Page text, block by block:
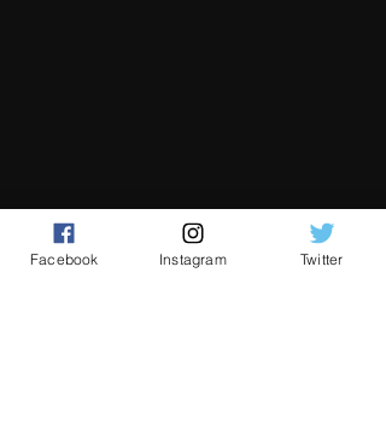
Facebook Instagram Twitter